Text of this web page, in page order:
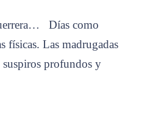
Días como
físicas. Las madrugadas
suspiros profundos y